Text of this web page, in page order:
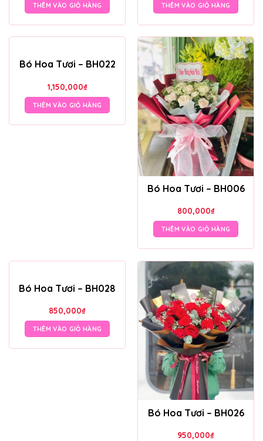
THÊM VÀO GIỎ HÀNG THÊM VÀO GIỎ HÀNG
Bó Hoa Tươi – BH022
1,150,000₫
THÊM VÀO GIỎ HÀNG
Bó Hoa Tươi – BH006
800,000₫
THÊM VÀO GIỎ HÀNG
Bó Hoa Tươi – BH028
850,000₫
THÊM VÀO GIỎ HÀNG
Bó Hoa Tươi – BH026
950,000₫